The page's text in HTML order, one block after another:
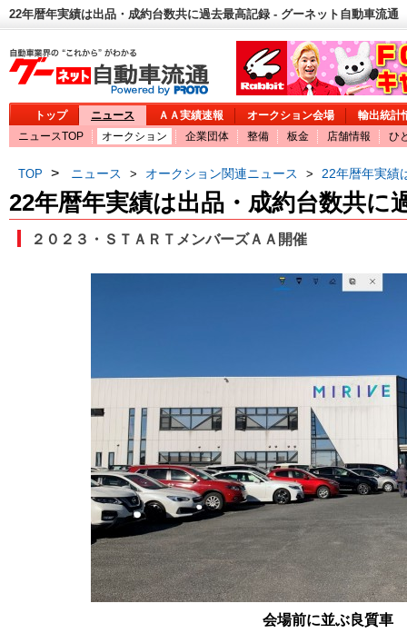
22年暦年実績は出品・成約台数共に過去最高記録 - グーネット自動車流通
トップ ニュース ＡＡ実績速報 オークション会場
輸出統計
ニュースTOP
オークション 企業団体 整備 板金 店舗情報 ひ
TOP > ニュース > オークション関連ニュース > 22年暦年実績
22年暦年実績は出品・成約台数共に
２０２３・ＳＴＡＲＴメンバーズＡＡ開催
会場前に並ぶ良質車